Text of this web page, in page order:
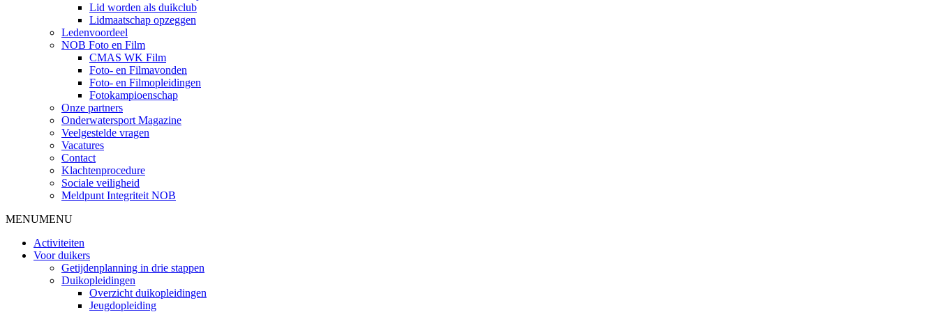
Lid worden als duikclub
Lidmaatschap opzeggen
Ledenvoordeel
NOB Foto en Film
CMAS WK Film
Foto- en Filmavonden
Foto- en Filmopleidingen
Fotokampioenschap
Onze partners
Onderwatersport Magazine
Veelgestelde vragen
Vacatures
Contact
Klachtenprocedure
Sociale veiligheid
Meldpunt Integriteit NOB
MENUMENU
Activiteiten
Voor duikers
Getijdenplanning in drie stappen
Duikopleidingen
Overzicht duikopleidingen
Jeugdopleiding